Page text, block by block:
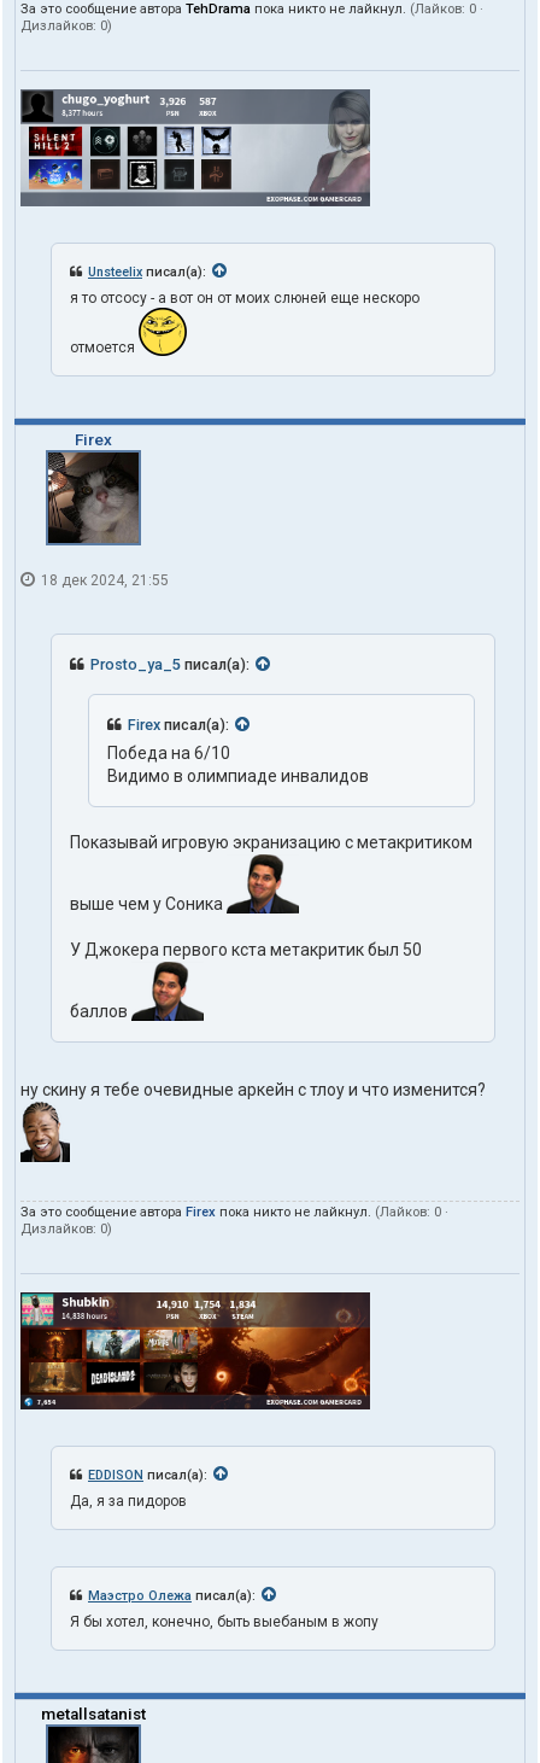
За это сообщение автора TehDrama пока никто не лайкнул. (Лайков: 0 ·
Дизлайков: 0)
Unsteelix писал(а):
я то отсосу - а вот он от моих слюней еще нескоро
отмоется
Firex
18 дек 2024, 21:55
Prosto_ya_5 писал(а):
Firex писал(а):
Победа на 6/10
Видимо в олимпиаде инвалидов
Показывай игровую экранизацию с метакритиком
выше чем у Соника
У Джокера первого кста метакритик был 50
баллов
ну скину я тебе очевидные аркейн с тлоу и что изменится?
За это сообщение автора Firex пока никто не лайкнул. (Лайков: 0 ·
Дизлайков: 0)
EDDISON писал(а):
Да, я за пидоров
Маэстро Олежа писал(а):
Я бы хотел, конечно, быть выебаным в жопу
metallsatanist